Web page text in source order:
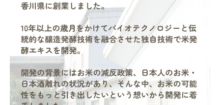
ブランド
定期購入
オリジナルブランド